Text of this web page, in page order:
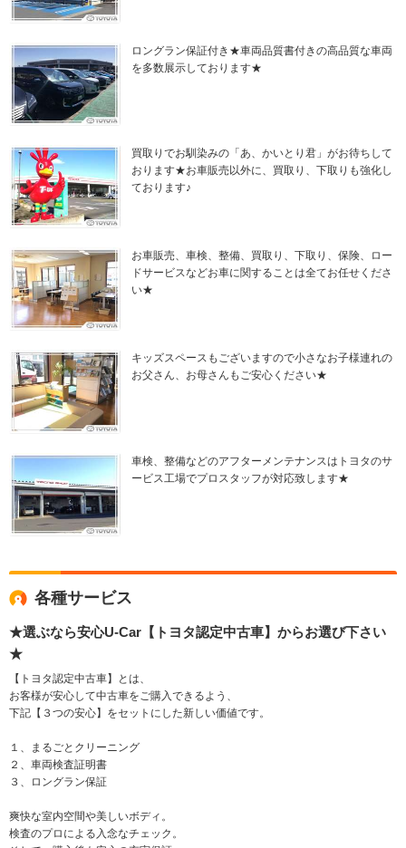
ロングラン保証付き★車両品質書付きの高品質な車両
を多数展示しております★
買取りでお馴染みの「あ、かいとり君」がお待ちして
おります★お車販売以外に、買取り、下取りも強化し
ております♪
お車販売、車検、整備、買取り、下取り、保険、ロー
ドサービスなどお車に関することは全てお任せくださ
い★
キッズスペースもございますので小さなお子様連れの
お父さん、お母さんもご安心ください★
車検、整備などのアフターメンテナンスはトヨタのサ
ービス工場でプロスタッフが対応致します★
各種サービス
★選ぶなら安心U-Car【トヨタ認定中古車】からお選び下さい
★
【トヨタ認定中古車】とは、
お客様が安心して中古車をご購入できるよう、
下記【３つの安心】をセットにした新しい価値です。
１、まるごとクリーニング
２、車両検査証明書
３、ロングラン保証
爽快な室内空間や美しいボディ。
検査のプロによる入念なチェック。